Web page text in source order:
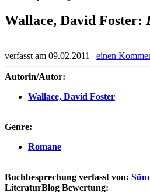
Wallace, David Foster:
verfasst am 09.02.2011 | einen
Autorin/Autor:
Wallace, David Foster
Genre:
Romane
Buchbesprechung verfasst von:
LiteraturBlog Bewertung: